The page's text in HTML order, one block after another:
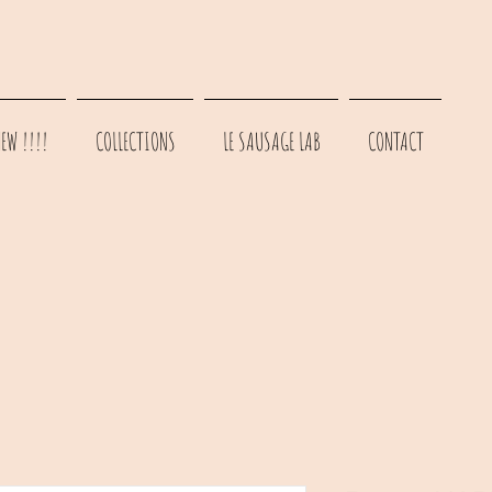
!!!! COLLECTIONS LE SAUSAGE LAB CONTACT